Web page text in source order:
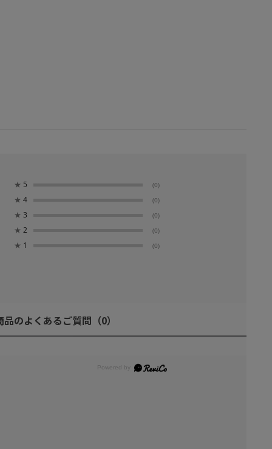
★ 5 (0)
★ 4 (0)
★ 3 (0)
★ 2 (0)
★ 1 (0)
品のよくあるご質問 （0）